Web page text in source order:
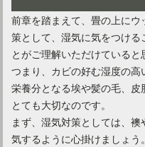
カーペットの汚れスイトル
カーペットの洗浄に！あるよ
前章を踏まえて、畳の上に
策として、湿気に気をつけ
とがご理解いただけていると
つまり、カビの好む湿度の
栄養分となる埃や髪の毛、
とても大切なのです。
まず、湿気対策としては、
気するように心掛けましょう。